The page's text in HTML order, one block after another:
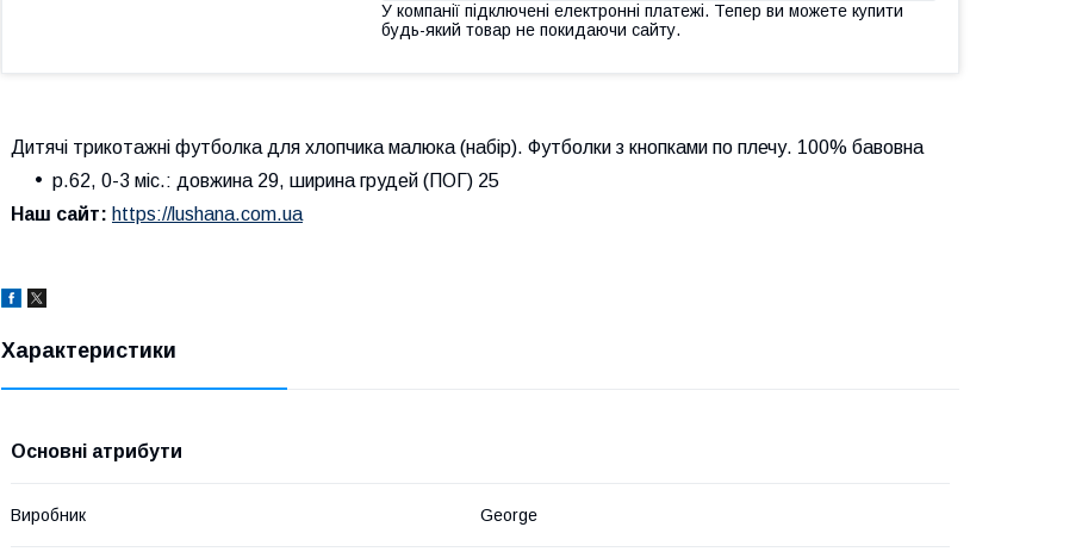
У компанії підключені електронні платежі. Тепер ви можете купити
будь-який товар не покидаючи сайту.
Дитячі трикотажні футболка для хлопчика малюка (набір). Футболки з кнопками по плечу. 100% бавовна
р.62, 0-3 міс.: довжина 29, ширина грудей (ПОГ) 25
Наш сайт: https://lushana.com.ua
Характеристики
Основні атрибути
Виробник George